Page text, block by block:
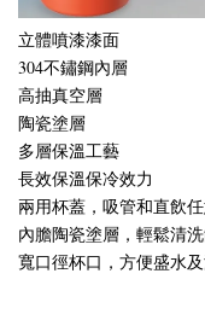
立體噴漆漆面
304不鏽鋼內層
高抽真空層
陶瓷塗層
多層保溫工藝
長效保溫保冷效力
兩用杯蓋，吸管和直飲
內膽陶瓷塗層，輕鬆清洗
寬口徑杯口，方便盛水及